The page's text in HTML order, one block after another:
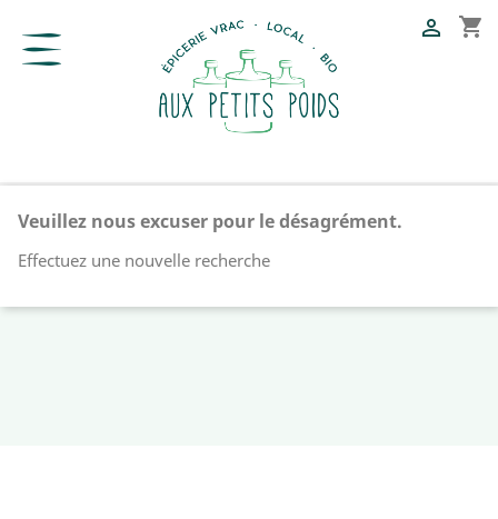
shopping_cart

Veuillez nous excuser pour le désagrément.
Effectuez une nouvelle recherche